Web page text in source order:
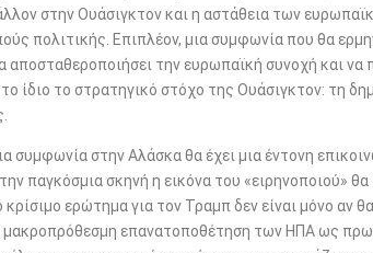
στην Ουάσιγκτον και η αστάθεια των
πολιτικής. Επιπλέον, μια συμφωνία που θα
αποσταθεροποιήσει την ευρωπαϊκή συνοχή και
ίδιο το στρατηγικό στόχο της Ουάσιγκτον: τη
συμφωνία στην Αλάσκα θα έχει μια έντονη
παγκόσμια σκηνή η εικόνα του «ειρηνοποιού»
ερώτημα για τον Τραμπ δεν είναι μόνο αν
μακροπρόθεσμη επανατοποθέτηση των ΗΠΑ ως